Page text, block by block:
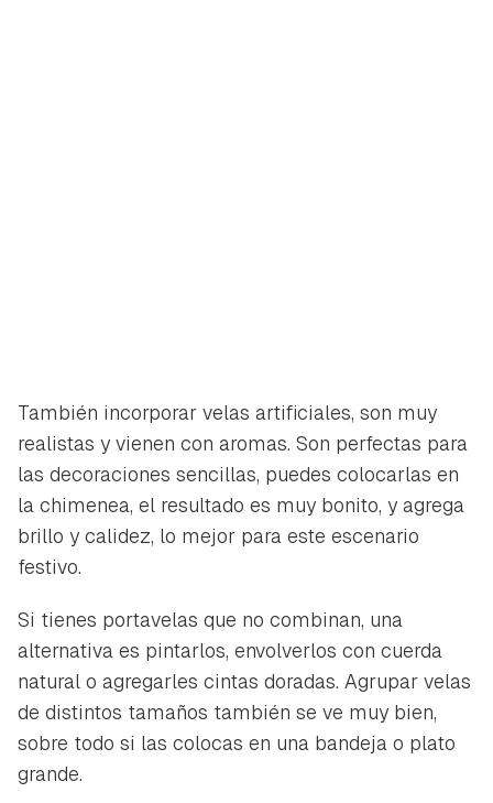
También incorporar velas artificiales, son muy
realistas y vienen con aromas. Son perfectas para
las decoraciones sencillas, puedes colocarlas en
la chimenea, el resultado es muy bonito, y agrega
brillo y calidez, lo mejor para este escenario
festivo.
Si tienes portavelas que no combinan, una
alternativa es pintarlos, envolverlos con cuerda
natural o agregarles cintas doradas. Agrupar velas
de distintos tamaños también se ve muy bien,
sobre todo si las colocas en una bandeja o plato
grande.